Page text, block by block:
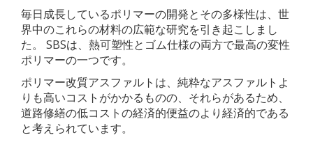
毎日成長しているポリマーの開発とその多様性は、世
界中のこれらの材料の広範な研究を引き起こしまし
た。 SBSは、熱可塑性とゴム仕様の両方で最高の変性
ポリマーの一つです。
ポリマー改質アスファルトは、純粋なアスファルトよ
りも高いコストがかかるものの、それらがあるため、
道路修繕の低コストの経済的便益のより経済的である
と考えられています。